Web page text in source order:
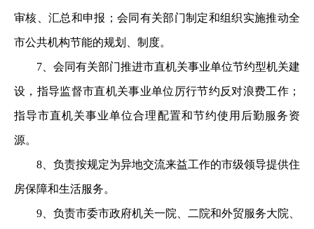
审核、汇总和申报；会同有关部门制定和组织实施推动全
市公共机构节能的规划、制度。
7、会同有关部门推进市直机关事业单位节约型机关建
设 ，指导监督市直机关事业单位厉行节约反对浪费工作；
指导市直机关事业单位合理配置和节约使用后勤服务资
源。
8、负责按规定为异地交流来益工作的市级领导提供住
房保障和生活服务。
9、负责市委市政府机关一院、二院和外贸服务大院、